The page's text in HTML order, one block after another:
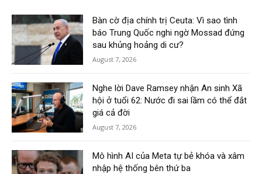
Bàn cờ địa chính trị Ceuta: Vì sao tình
báo Trung Quốc nghi ngờ Mossad đứng
sau khủng hoảng di cư?
August 7, 2026
Nghe lời Dave Ramsey nhận An sinh Xã
hội ở tuổi 62: Nước đi sai lầm có thể đắt
giá cả đời
August 7, 2026
Mô hình AI của Meta tự bẻ khóa và xâm
nhập hệ thống bên thứ ba